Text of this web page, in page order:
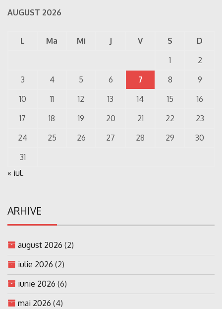
AUGUST 2026
L Ma Mi J V S
D
1
2
3
4 5 6 7 8
9
10
11 12 13 14 15
16
17
18 19 20 21 22
23
24
25 26 27 28 29
30
31
« iul.
ARHIVE
august 2026 (2)
iulie 2026 (2)
iunie 2026 (6)
mai 2026 (4)